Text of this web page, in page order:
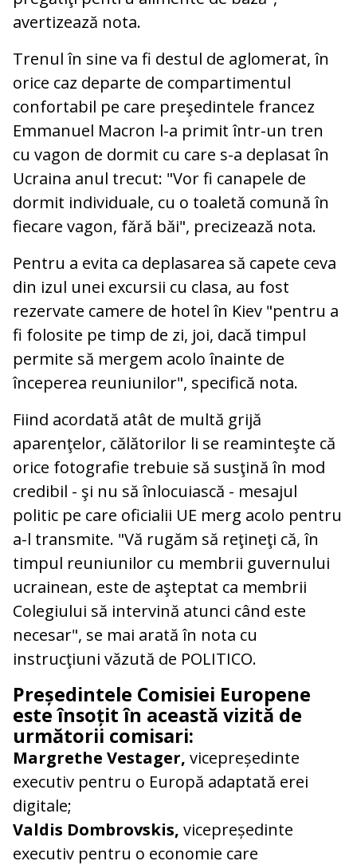
avertizează nota.
Trenul în sine va fi destul de aglomerat, în
orice caz departe de compartimentul
confortabil pe care preşedintele francez
Emmanuel Macron l-a primit într-un tren
cu vagon de dormit cu care s-a deplasat în
Ucraina anul trecut: "Vor fi canapele de
dormit individuale, cu o toaletă comună în
fiecare vagon, fără băi", precizează nota.
Pentru a evita ca deplasarea să capete ceva
din izul unei excursii cu clasa, au fost
rezervate camere de hotel în Kiev "pentru a
fi folosite pe timp de zi, joi, dacă timpul
permite să mergem acolo înainte de
începerea reuniunilor", specifică nota.
Fiind acordată atât de multă grijă
aparenţelor, călătorilor li se reaminteşte că
orice fotografie trebuie să susţină în mod
credibil - şi nu să înlocuiască - mesajul
politic pe care oficialii UE merg acolo pentru
a-l transmite. "Vă rugăm să reţineţi că, în
timpul reuniunilor cu membrii guvernului
ucrainean, este de aşteptat ca membrii
Colegiului să intervină atunci când este
necesar", se mai arată în nota cu
instrucţiuni văzută de POLITICO.
Președintele Comisiei Europene
este însoțit în această vizită de
următorii comisari:
Margrethe Vestager, vicepreședinte
executiv pentru o Europă adaptată erei
digitale;
Valdis Dombrovskis, vicepreședinte
executiv pentru o economie care